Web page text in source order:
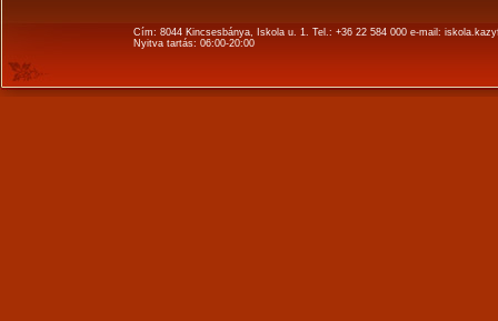
Cím: 8044 Kincsesbánya, Iskola u. 1. Tel.: +36 22 584 000 e-mail:
Nyitva tartás: 06:00-20:00